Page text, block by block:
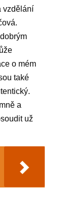
vzdělání
o mém
také
a
už